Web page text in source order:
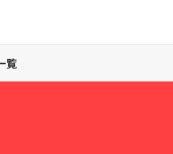
覧